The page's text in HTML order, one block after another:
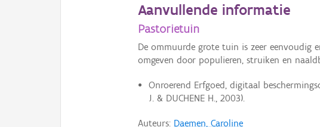
Aanvullende informatie
Pastorietuin
De ommuurde grote tuin is zeer eenvoudig
omgeven door populieren, struiken en
Onroerend Erfgoed, digitaal
J. & DUCHENE H., 2003).
Auteurs: Daemen, Caroline